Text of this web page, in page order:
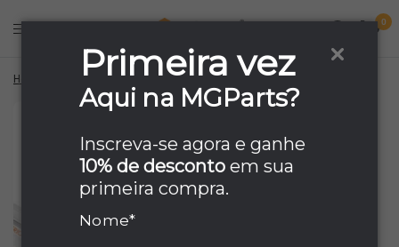
Primeira vez
Aqui na MGParts?
Inscreva-se agora e ganhe
10% de desconto em sua
primeira compra.
Nome*
0
Home Borracha Gaxeta Porta Inferior Panasonic Bb53gv3b Original